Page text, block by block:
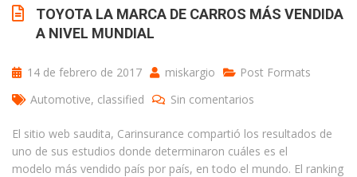
TOYOTA LA MARCA DE CARROS MÁS VENDIDA
A NIVEL MUNDIAL
14 de febrero de 2017 miskargio
Post Formats
Automotive, classified Sin comentarios
El sitio web saudita, Carinsurance compartió los resultados de
uno de sus estudios donde determinaron cuáles es el
modelo más vendido país por país, en todo el mundo. El ranking